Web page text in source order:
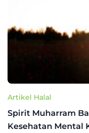
Artikel Halal
Spirit Muharram
Kesehatan Mental